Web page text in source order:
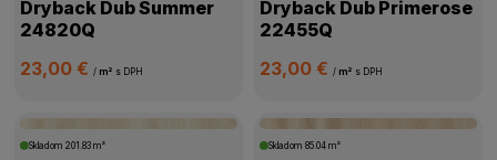
Dryback Dub Summer
24820Q
23,00 €/ m² s DPH
Dryback Dub Primerose
22455Q
23,00 € / m² s DPH
Skladom201.83 m² Skladom 85.04 m²